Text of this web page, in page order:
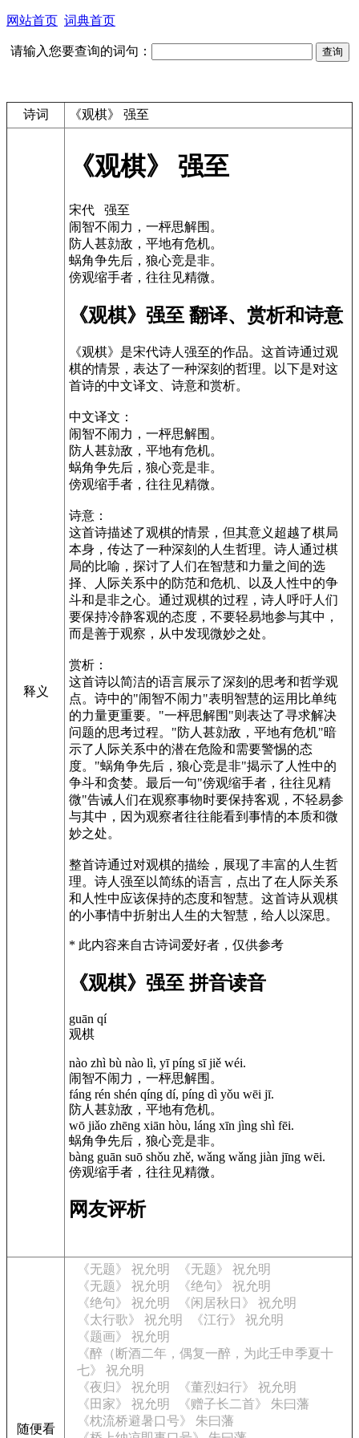
网站首页 词典首页
请输入您要查询的词句：
诗词 《观棋》 强至
释义
《观棋》 强至
宋代 强至
闹智不闹力，一枰思解围。
防人甚勍敌，平地有危机。
蜗角争先后，狼心竞是非。
傍观缩手者，往往见精微。
《观棋》强至 翻译、赏析和诗意
《观棋》是宋代诗人强至的作品。这首诗通过观
棋的情景，表达了一种深刻的哲理。以下是对这
首诗的中文译文、诗意和赏析。
中文译文：
闹智不闹力，一枰思解围。
防人甚勍敌，平地有危机。
蜗角争先后，狼心竞是非。
傍观缩手者，往往见精微。
诗意：
这首诗描述了观棋的情景，但其意义超越了棋局
本身，传达了一种深刻的人生哲理。诗人通过棋
局的比喻，探讨了人们在智慧和力量之间的选
择、人际关系中的防范和危机、以及人性中的争
斗和是非之心。通过观棋的过程，诗人呼吁人们
要保持冷静客观的态度，不要轻易地参与其中，
而是善于观察，从中发现微妙之处。
赏析：
这首诗以简洁的语言展示了深刻的思考和哲学观
点。诗中的"闹智不闹力"表明智慧的运用比单纯
的力量更重要。"一枰思解围"则表达了寻求解决
问题的思考过程。"防人甚勍敌，平地有危机"暗
示了人际关系中的潜在危险和需要警惕的态
度。"蜗角争先后，狼心竞是非"揭示了人性中的
争斗和贪婪。最后一句"傍观缩手者，往往见精
微"告诫人们在观察事物时要保持客观，不轻易参
与其中，因为观察者往往能看到事情的本质和微
妙之处。
整首诗通过对观棋的描绘，展现了丰富的人生哲
理。诗人强至以简练的语言，点出了在人际关系
和人性中应该保持的态度和智慧。这首诗从观棋
的小事情中折射出人生的大智慧，给人以深思。
* 此内容来自古诗词爱好者，仅供参考
《观棋》强至 拼音读音
guān qí
观棋
nào zhì bù nào lì, yī píng sī jiě wéi.
闹智不闹力，一枰思解围。
fáng rén shén qíng dí, píng dì yǒu wēi jī.
防人甚勍敌，平地有危机。
wō jiǎo zhēng xiān hòu, láng xīn jìng shì fēi.
蜗角争先后，狼心竞是非。
bàng guān suō shǒu zhě, wǎng wǎng jiàn jīng wēi.
傍观缩手者，往往见精微。
网友评析
随便看
《无题》 祝允明
《无题》 祝允明
《无题》 祝允明
《绝句》 祝允明
《绝句》 祝允明
《闲居秋日》 祝允明
《太行歌》 祝允明
《江行》 祝允明
《题画》 祝允明
《醉（断酒二年，偶复一醉，为此壬申季夏十
七》 祝允明
《夜归》 祝允明
《董烈妇行》 祝允明
《田家》 祝允明
《赠子长二首》 朱曰藩
《枕流桥避暑口号》 朱曰藩